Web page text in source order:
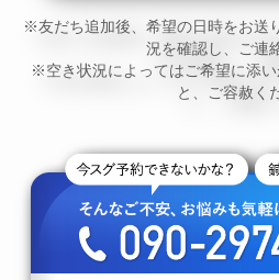
※友だち追加後、希望の日時をお送
況を確認し、ご連
※空き状況によってはご希望に添
と、ご容赦く